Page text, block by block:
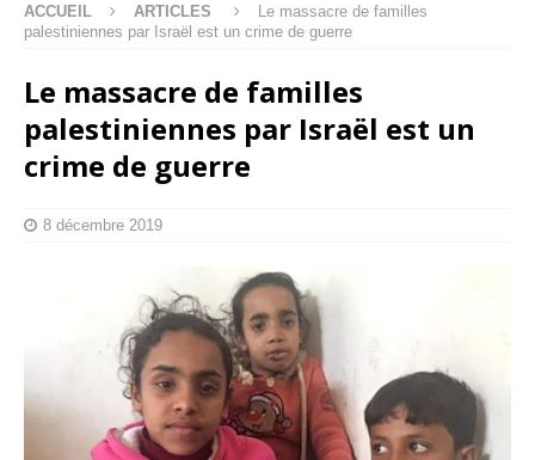
ACCUEIL ARTICLES
Le massacre de familles
palestiniennes par Israël est un crime de guerre
Le massacre de familles
palestiniennes par Israël est un
crime de guerre
8 décembre 2019